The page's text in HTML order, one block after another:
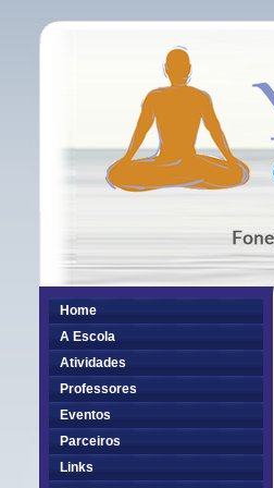
Home
A Escola
Atividades
Professores
Eventos
Parceiros
Links